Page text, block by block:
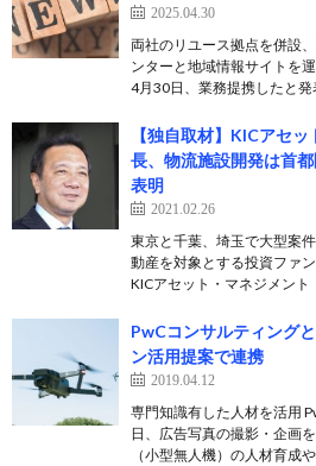
2025.04.30
両社のリユース拠点を併設
ンターと地域情報サイトを
4月30日、業務提携したと
【独自取材】KICアセ
長、物流施設開発は首
表明
2021.02.26
東京と千葉、埼玉で大型案
動産を対象とする投資ファ
KICアセット・マネジメン
PwCコンサルティング
ン活用提案で連携
2019.04.12
専門知識有した人材を活用
日、広告写真の撮影・企画
（小型無人機）の人材育成